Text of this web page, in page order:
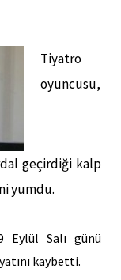
Tiyatro
oyuncusu,
geçirdiği kalp
yumdu.
Eylül Salı günü
kaybetti.